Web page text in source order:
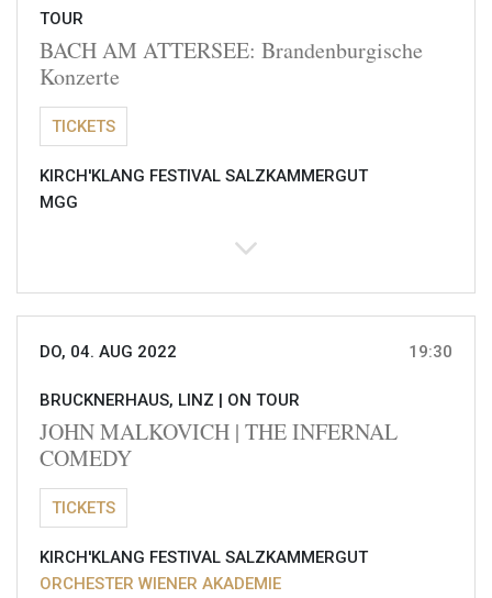
TOUR
BACH AM ATTERSEE: Brandenburgische
Konzerte
TICKETS
KIRCH'KLANG FESTIVAL SALZKAMMERGUT
MGG
DO, 04. AUG 2022 19:30
BRUCKNERHAUS, LINZ | ON TOUR
JOHN MALKOVICH | THE INFERNAL
COMEDY
TICKETS
KIRCH'KLANG FESTIVAL SALZKAMMERGUT
ORCHESTER WIENER AKADEMIE